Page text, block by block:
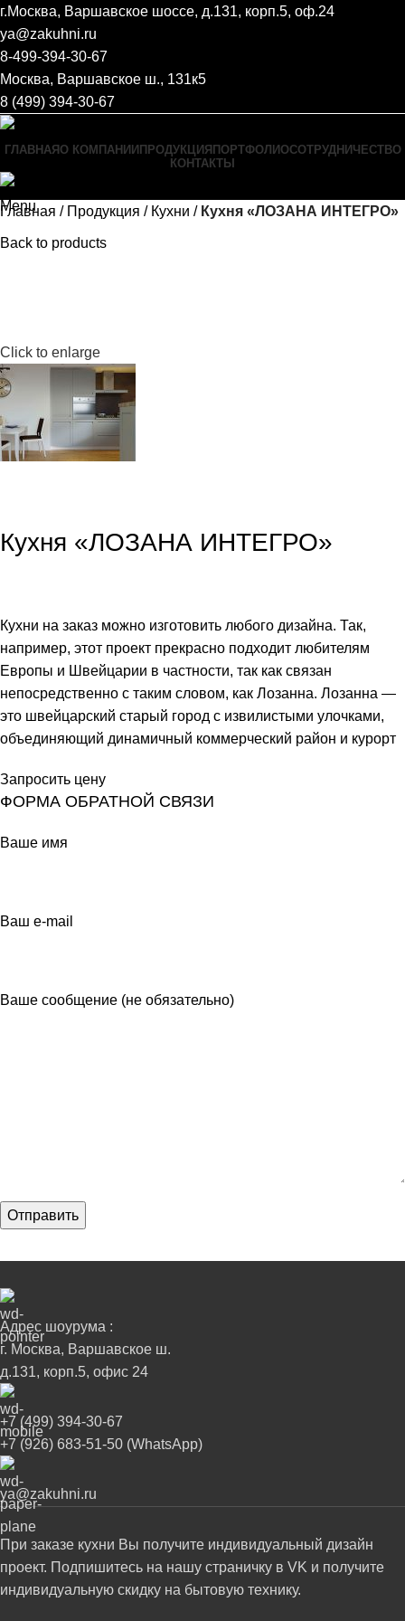
г.Москва, Варшавское шоссе, д.131, корп.5, оф.24
ya@zakuhni.ru
8-499-394-30-67
Москва, Варшавское ш., 131к5
8 (499) 394-30-67
ГЛАВНАЯ О КОМПАНИИ ПРОДУКЦИЯ ПОРТФОЛИОСОТРУДНИЧЕСТВО
КОНТАКТЫ
Menu
Главная Продукция Кухни Кухня «ЛОЗАНА ИНТЕГРО»
Back to products
Click to enlarge
Кухня «ЛОЗАНА ИНТЕГРО»
Кухни на заказ можно изготовить любого дизайна. Так,
например, этот проект прекрасно подходит любителям
Европы и Швейцарии в частности, так как связан
непосредственно с таким словом, как Лозанна. Лозанна —
это швейцарский старый город с извилистыми улочками,
объединяющий динамичный коммерческий район и курорт
Запросить цену
ФОРМА ОБРАТНОЙ СВЯЗИ
Ваше имя
Ваш e-mail
Ваше сообщение (не обязательно)
Адрес шоурума :
г. Москва, Варшавское ш.
д.131, корп.5, офис 24
+7 (499) 394-30-67
+7 (926) 683-51-50 (WhatsApp)
ya@zakuhni.ru
При заказе кухни Вы получите индивидуальный дизайн
проект. Подпишитесь на нашу страничку в VK и получите
индивидуальную скидку на бытовую технику.